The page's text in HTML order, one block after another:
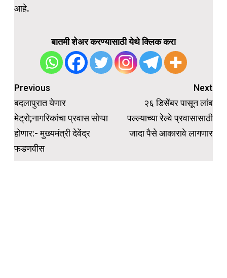
आहे.
बातमी शेअर करण्यासाठी येथे क्लिक करा
Post
navigation
Previous
बदलापुरात येणार
मेट्रो;नागरिकांचा प्रवास सोप्पा
होणार:- मुख्यमंत्री देवेंद्र
फडणवीस
Next
२६ डिसेंबर पासून लांब
पल्ल्याच्या रेल्वे प्रवासासाठी
जादा पैसे आकारावे लागणार